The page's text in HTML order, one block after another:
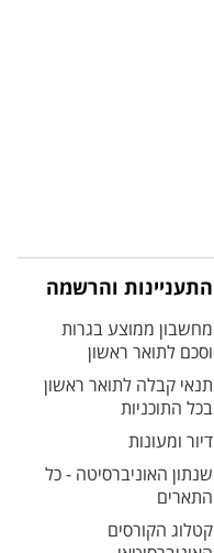
התעניינות והרשמה
מחשבון ממוצע בגרות
וסכם לתואר ראשון
תנאי קבלה לתואר ראשון
בכל התוכניות
דיור ומעונות
שנתון האוניברסיטה - כל
התארים
קטלוג הקורסים